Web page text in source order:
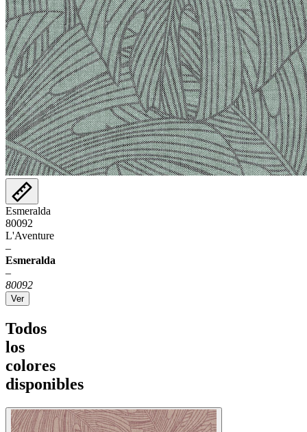
Esmeralda
80092
L'Aventure
–
Esmeralda
–
80092
Ver
Todos
los
colores
disponibles